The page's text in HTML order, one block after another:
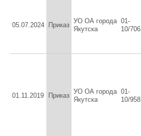
05.07.2024 Приказ
УО ОА города
Якутска
01-
10/706
01.11.2019 Приказ
УО ОА города
Якутска
01-
10/958